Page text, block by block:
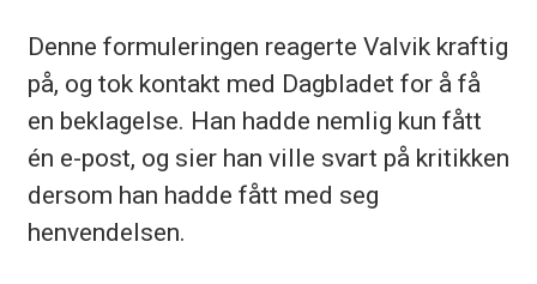
Denne formuleringen reagerte Valvik kraftig
på, og tok kontakt med Dagbladet for å få
en beklagelse. Han hadde nemlig kun fått
én e-post, og sier han ville svart på kritikken
dersom han hadde fått med seg
henvendelsen.